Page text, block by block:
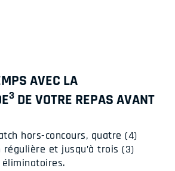
AVEC LA
3 DE VOTRE REPAS AVANT
hors-concours, quatre (4)
et jusqu’à trois (3)